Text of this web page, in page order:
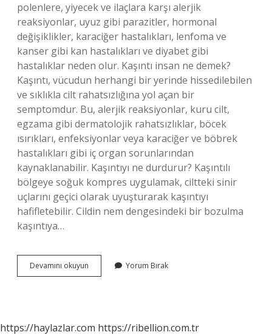
polenlere, yiyecek ve ilaçlara karşı alerjik
reaksiyonlar, uyuz gibi parazitler, hormonal
değişiklikler, karaciğer hastalıkları, lenfoma ve
kanser gibi kan hastalıkları ve diyabet gibi
hastalıklar neden olur. Kaşıntı insan ne demek?
Kaşıntı, vücudun herhangi bir yerinde hissedilebilen
ve sıklıkla cilt rahatsızlığına yol açan bir
semptomdur. Bu, alerjik reaksiyonlar, kuru cilt,
egzama gibi dermatolojik rahatsızlıklar, böcek
ısırıkları, enfeksiyonlar veya karaciğer ve böbrek
hastalıkları gibi iç organ sorunlarından
kaynaklanabilir. Kaşıntıyı ne durdurur? Kaşıntılı
bölgeye soğuk kompres uygulamak, ciltteki sinir
uçlarını geçici olarak uyuşturarak kaşıntıyı
hafifletebilir. Cildin nem dengesindeki bir bozulma
kaşıntıya…
Devamını okuyun Kaşınıyo
Ne
Yorum Bırak
https://haylazlar.com https://ribellion.com.tr